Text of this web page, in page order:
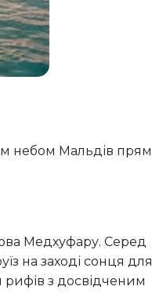
на заході сонця для
з досвідченим